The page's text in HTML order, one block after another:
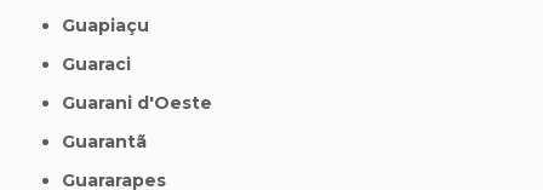
Guapiaçu
Guaraci
Guarani d'Oeste
Guarantã
Guararapes